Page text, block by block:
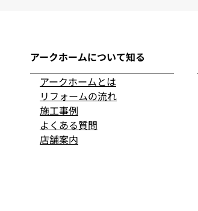
アークホームについて知る
アークホームとは
リフォームの流れ
施工事例
よくある質問
店舗案内